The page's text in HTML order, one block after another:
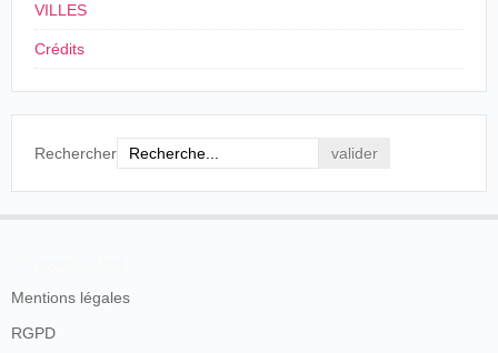
VILLES
Crédits
Rechercher
Mentions légales
RGPD